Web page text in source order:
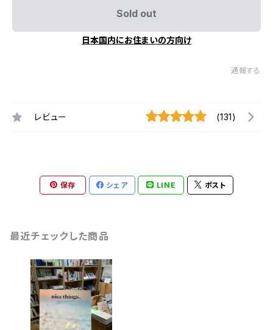
Sold out
日本国内にお住まいの方向け
通報する
レビュー (131)
保存 シェア LINE ポスト
最近チェックした商品